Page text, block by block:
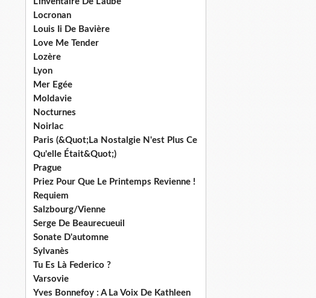
Locronan
Louis Ii De Bavière
Love Me Tender
Lozère
Lyon
Mer Egée
Moldavie
Nocturnes
Noirlac
Paris (&Quot;La Nostalgie N'est Plus Ce
Qu'elle Était&Quot;)
Prague
Priez Pour Que Le Printemps Revienne !
Requiem
Salzbourg/Vienne
Serge De Beaurecueuil
Sonate D'automne
Sylvanès
Tu Es Là Federico ?
Varsovie
Yves Bonnefoy : A La Voix De Kathleen